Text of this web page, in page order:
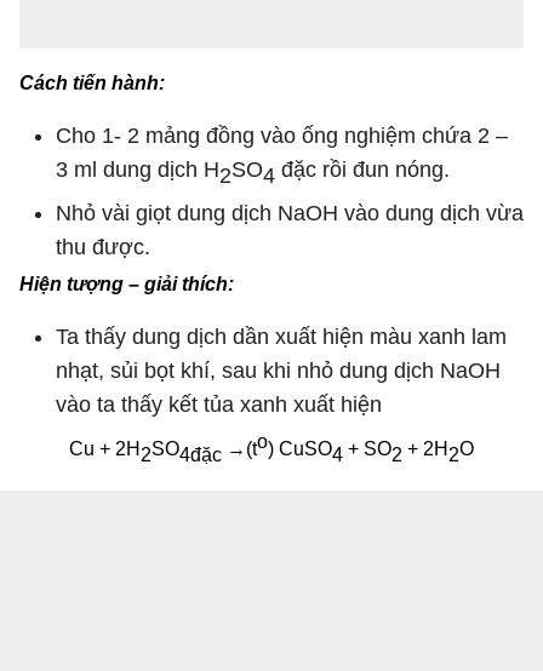
Cách tiến hành:
Cho 1- 2 mảng đồng vào ống nghiệm chứa 2 –
3 ml dung dịch H2SO4 đặc rồi đun nóng.
Nhỏ vài giọt dung dịch NaOH vào dung dịch vừa
thu được.
Hiện tượng – giải thích:
Ta thấy dung dịch dần xuất hiện màu xanh lam
nhạt, sủi bọt khí, sau khi nhỏ dung dịch NaOH
vào ta thấy kết tủa xanh xuất hiện
Cu + 2H 2SO4đặc →(to) CuSO4 + SO2 + 2H 2O